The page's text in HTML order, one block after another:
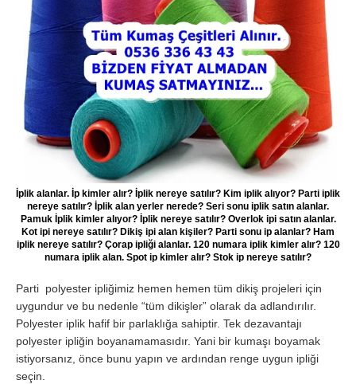
İplik alanlar. İp kimler alır? İplik nereye satılır? Kim iplik alıyor? Parti iplik
nereye satılır? İplik alan yerler nerede? Seri sonu iplik satın alanlar.
Pamuk İplik kimler alıyor? İplik nereye satılır? Overlok ipi satın alanlar.
Kot ipi nereye satılır? Dikiş ipi alan kişiler? Parti sonu ip alanlar? Ham
iplik nereye satılır? Çorap ipliği alanlar. 120 numara iplik kimler alır? 120
numara iplik alan. Spot ip kimler alır? Stok ip nereye satılır?
Parti polyester ipliğimiz hemen hemen tüm dikiş projeleri için
uygundur ve bu nedenle “tüm dikişler” olarak da adlandırılır.
Polyester iplik hafif bir parlaklığa sahiptir. Tek dezavantajı
polyester ipliğin boyanamamasıdır. Yani bir kumaşı boyamak
istiyorsanız, önce bunu yapın ve ardından renge uygun ipliği
seçin.